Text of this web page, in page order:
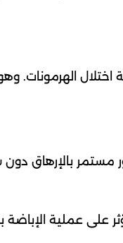
الهرمونات.
مستمر بالإرهاق
على عملية